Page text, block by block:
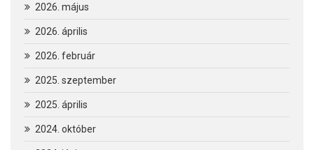
2026. május
2026. április
2026. február
2025. szeptember
2025. április
2024. október